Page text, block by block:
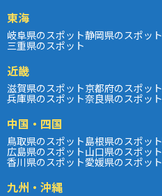
東海
岐阜県のスポット静岡県のスポット
三重県のスポット
近畿
滋賀県のスポット京都府のスポット
兵庫県のスポット奈良県のスポット
中国・四国
鳥取県のスポット島根県のスポット
広島県のスポット山口県のスポット
香川県のスポット愛媛県のスポット
九州・沖縄